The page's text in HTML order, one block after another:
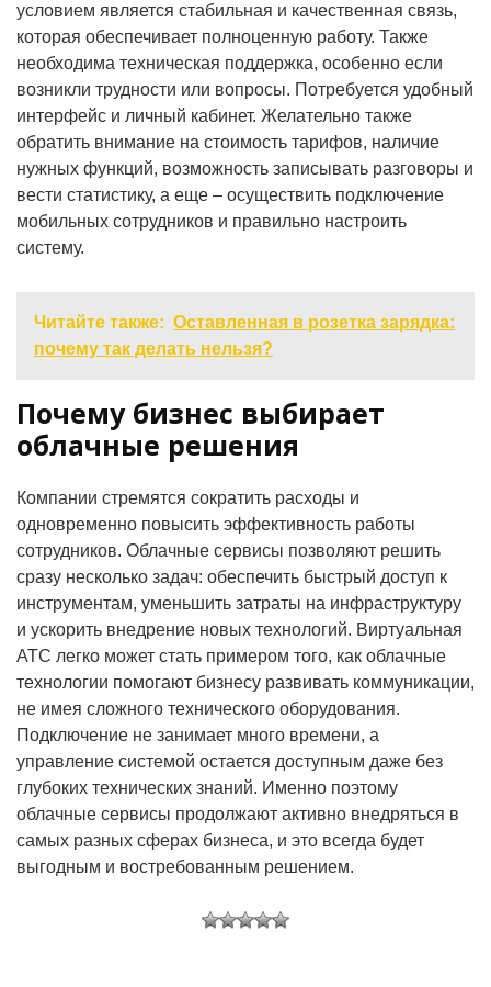
условием является стабильная и качественная связь,
которая обеспечивает полноценную работу. Также
необходима техническая поддержка, особенно если
возникли трудности или вопросы. Потребуется удобный
интерфейс и личный кабинет. Желательно также
обратить внимание на стоимость тарифов, наличие
нужных функций, возможность записывать разговоры и
вести статистику, а еще – осуществить подключение
мобильных сотрудников и правильно настроить
систему.
Читайте также: Оставленная в розетка зарядка:
почему так делать нельзя?
Почему бизнес выбирает
облачные решения
Компании стремятся сократить расходы и
одновременно повысить эффективность работы
сотрудников. Облачные сервисы позволяют решить
сразу несколько задач: обеспечить быстрый доступ к
инструментам, уменьшить затраты на инфраструктуру
и ускорить внедрение новых технологий. Виртуальная
АТС легко может стать примером того, как облачные
технологии помогают бизнесу развивать коммуникации,
не имея сложного технического оборудования.
Подключение не занимает много времени, а
управление системой остается доступным даже без
глубоких технических знаний. Именно поэтому
облачные сервисы продолжают активно внедряться в
самых разных сферах бизнеса, и это всегда будет
выгодным и востребованным решением.